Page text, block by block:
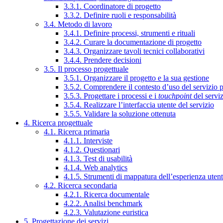
3.3.1. Coordinatore di progetto
3.3.2. Definire ruoli e responsabilità
3.4. Metodo di lavoro
3.4.1. Definire processi, strumenti e rituali
3.4.2. Curare la documentazione di progetto
3.4.3. Organizzare tavoli tecnici collaborativi
3.4.4. Prendere decisioni
3.5. Il processo progettuale
3.5.1. Organizzare il progetto e la sua gestione
3.5.2. Comprendere il contesto d’uso del servizio
3.5.3. Progettare i processi e i touchpointdel
3.5.4. Realizzare l’interfaccia utente del servizio
3.5.5. Validare la soluzione ottenuta
4. Ricerca progettuale
4.1. Ricerca primaria
4.1.1. Interviste
4.1.2. Questionari
4.1.3. Test di usabilità
4.1.4. Web analytics
4.1.5. Strumenti di mappatura dell’esperienza
4.2. Ricerca secondaria
4.2.1. Ricerca documentale
4.2.2. Analisi benchmark
4.2.3. Valutazione euristica
5. Progettazione dei servizi